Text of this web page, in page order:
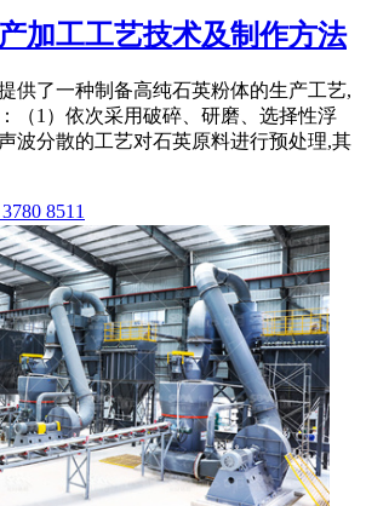
加工工艺技术及制作方法
供了一种制备高纯石英粉体的生产工艺,
（1）依次采用破碎、研磨、选择性浮
波分散的工艺对石英原料进行预处理,其
8511